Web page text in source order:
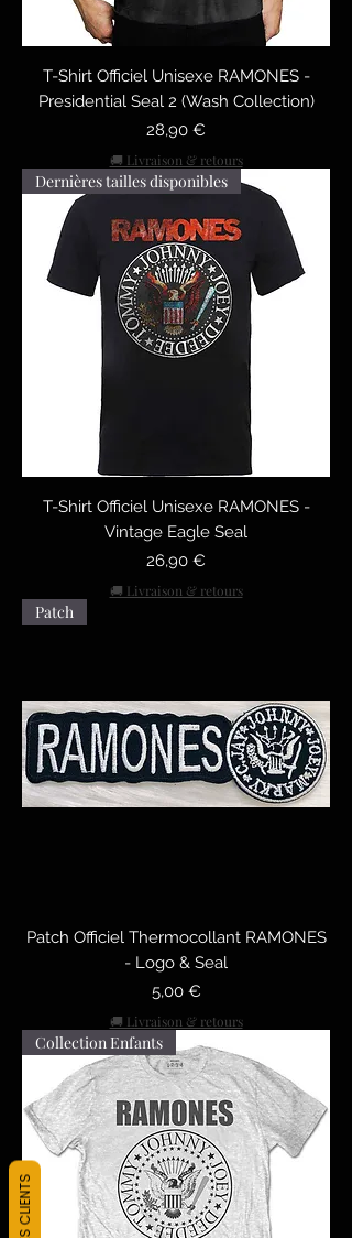
T-Shirt Officiel Unisexe RAMONES -
Presidential Seal 2 (Wash Collection)
Prix
28,90 €
🚚 Livraison & retours
Dernières tailles disponibles
T-Shirt Officiel Unisexe RAMONES -
Vintage Eagle Seal
Prix
26,90 €
🚚 Livraison & retours
Patch
Patch Officiel Thermocollant RAMONES
- Logo & Seal
Prix
5,00 €
🚚 Livraison & retours
Collection Enfants